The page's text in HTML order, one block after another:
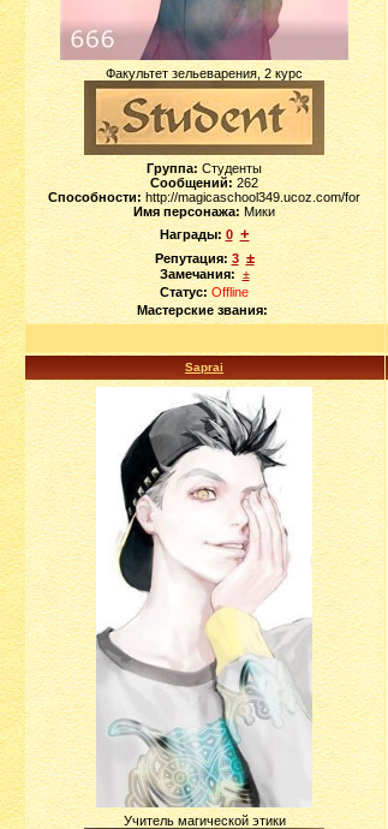
Факультет зельеварения, 2 курс
Группа: Студенты
Сообщений: 262
Способности: http://magicaschool349.ucoz.com/for
Имя персонажа: Мики
Награды: 0 +
Репутация: 3 ±
Замечания: ±
Статус: Offline
Мастерские звания:
Saprai
Учитель магической этики